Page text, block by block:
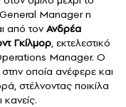
Manager η
από τονΑνδρέα
Γκίλμορ, εκτελεστικό
Μanager. Ο
οποία ανέφερε και
στέλνοντας ποικίλα